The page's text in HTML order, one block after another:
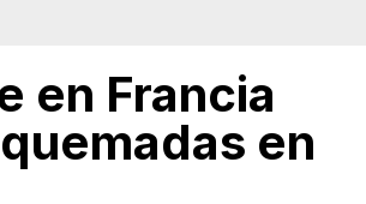
en Francia
en